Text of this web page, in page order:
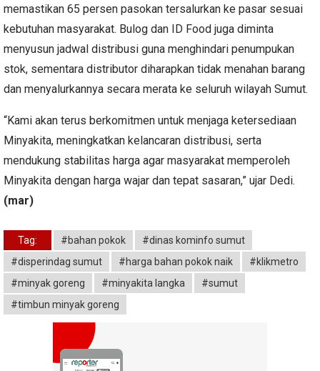
memastikan 65 persen pasokan tersalurkan ke pasar sesuai
kebutuhan masyarakat. Bulog dan ID Food juga diminta
menyusun jadwal distribusi guna menghindari penumpukan
stok, sementara distributor diharapkan tidak menahan barang
dan menyalurkannya secara merata ke seluruh wilayah Sumut.
“Kami akan terus berkomitmen untuk menjaga ketersediaan
Minyakita, meningkatkan kelancaran distribusi, serta
mendukung stabilitas harga agar masyarakat memperoleh
Minyakita dengan harga wajar dan tepat sasaran,” ujar Dedi.
(mar)
Tag: #bahan pokok
#dinas kominfo sumut
#disperindag sumut
#harga bahan pokok naik
#klikmetro
#minyak goreng
#minyakita langka
#sumut
#timbun minyak goreng